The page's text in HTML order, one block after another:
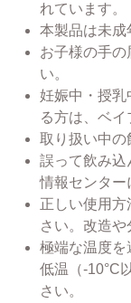
れています。
本製品は未成
お子様の手の
い。
妊娠中・授乳
る方は、ベイ
取り扱い中の
誤って飲み込
情報センター
正しい使用
さい。改造や
極端な温度を
低温（-10°C
さい。